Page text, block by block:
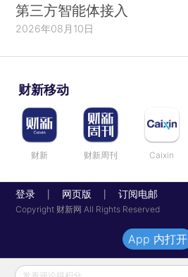
第三方智能体接入
2026年08月10日
财新移动
财新 财新周刊 Caixin
登录 网页版 订阅电邮
Copyright 财新网 All Rights Reserved
发表评论得积分
App 内打开